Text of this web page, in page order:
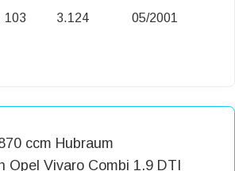
103 3.124 05/2001
ccm Hubraum
Opel Vivaro Combi 1.9 DTI